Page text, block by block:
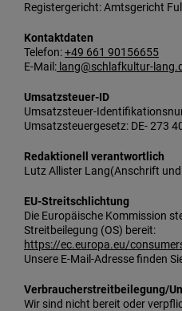
Registergericht: Amtsgericht
Kontaktdaten
Telefon:+49 661 90156655
E-Mail: lang@schlafkultur-
Umsatzsteuer-ID
Umsatzsteuer-
Umsatzsteuergesetz: DE- 273
Redaktionell verantwortlich
Lutz Allister Lang(Anschrift
EU-Streitschlichtung
Die Europäische Kommission
Streitbeilegung (OS) bereit:
https://ec.europa.eu/
Unsere E-Mail-Adresse finden
Verbraucherstreitbeilegung/
Wir sind nicht bereit oder